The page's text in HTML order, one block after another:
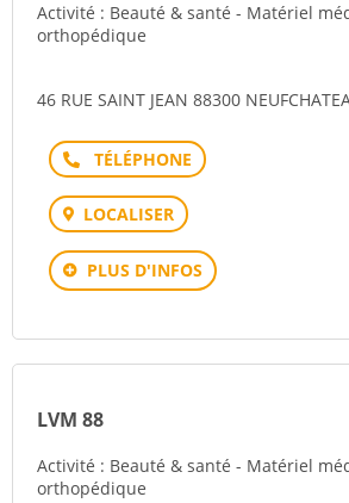
Activité : Beauté & santé - Matériel
orthopédique
46 RUE SAINT JEAN 88300
Téléphone
LOCALISER
PLUS D'INFOS
LVM 88
Activité : Beauté & santé - Matériel
orthopédique